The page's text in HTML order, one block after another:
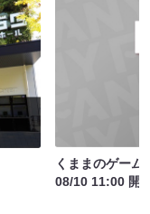
くままのゲー
08/10 11:00 開